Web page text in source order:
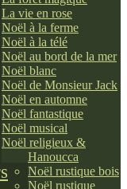
La vie en rose
Noël à la ferme
Noël à la télé
Noël au bord de la mer
Noël blanc
Noël de Monsieur Jack
Noël en automne
Noël fantastique
Noël musical
Noël religieux &
Hanoucca
Noël rustique bois
Noël rustique